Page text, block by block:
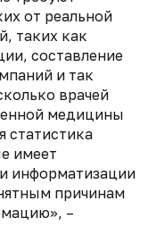
от реальной
таких как
составление
и так
врачей
медицины
статистика
имеет
информатизации
причинам
–